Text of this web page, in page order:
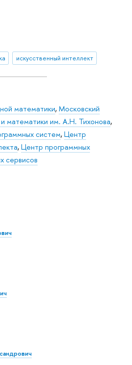
искусственный интеллект
математики,Московский
математики им. А.Н. Тихонова,
систем,Центр
,Центр программных
сервисов